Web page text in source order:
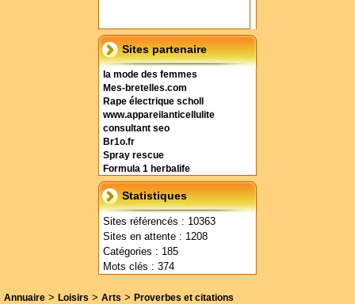
Sites partenaire
la mode des femmes
Mes-bretelles.com
Rape électrique scholl
www.appareilanticellulite
consultant seo
Br1o.fr
Spray rescue
Formula 1 herbalife
Statistiques
Sites référencés : 10363
Sites en attente : 1208
Catégories : 185
Mots clés : 374
Annuaire > Loisirs > Arts > Proverbes et citations